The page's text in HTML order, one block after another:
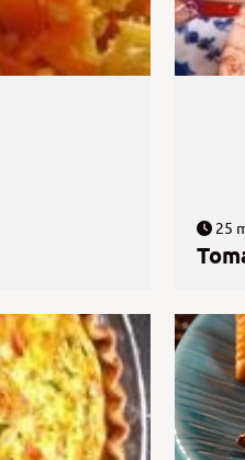
25